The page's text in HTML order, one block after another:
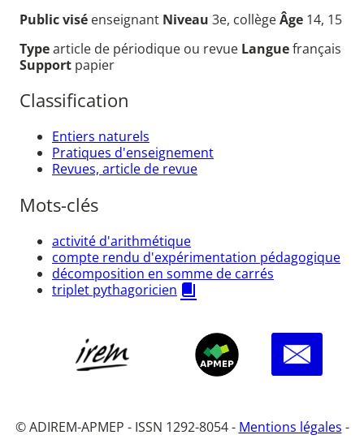
Public visé enseignant Niveau 3e, collègeÂge 14, 15
Typearticle de périodique ou revue Languefrançais
Support papier
Classification
Entiers naturels
Pratiques d'enseignement
Revues, article de revue
Mots-clés
activité d'arithmétique
compte rendu d'expérimentation pédagogique
décomposition en somme de carrés
triplet pythagoricien
© ADIREM-APMEP - ISSN 1292-8054 - Mentions légales -